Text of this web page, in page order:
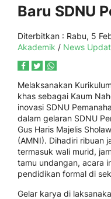
Baru SDNU
Diterbitkan : Rabu, 5
Akademik / News
Melaksanakan
khas sebagai Kaum
inovasi SDNU
dalam gelaran SDNU
Gus Haris Majelis
(AMNI). Dihadiri ribuan
termasuk wali murid,
tamu undangan, acara
pendidikan formal di
Gelar karya di